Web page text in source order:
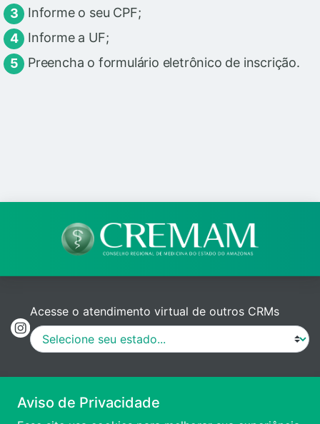
Informe o seu CPF;
Informe a UF;
Preencha o formulário eletrônico de inscrição.
Aviso de Privacidade
Acesse o atendimento virtual de outros CRMs